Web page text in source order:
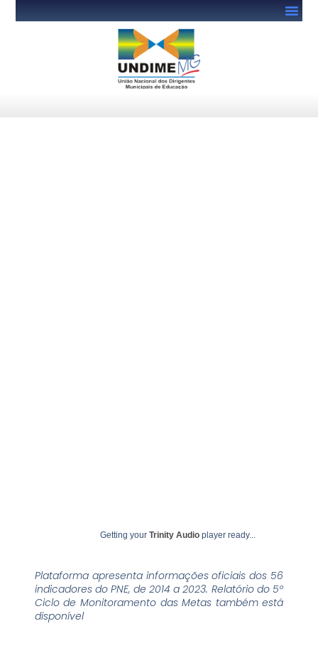
Getting your Trinity Audioplayer ready...
Plataforma apresenta informações oficiais dos 56
indicadores do PNE, de 2014 a 2023. Relatório do 5º
Ciclo de Monitoramento das Metas também está
disponível